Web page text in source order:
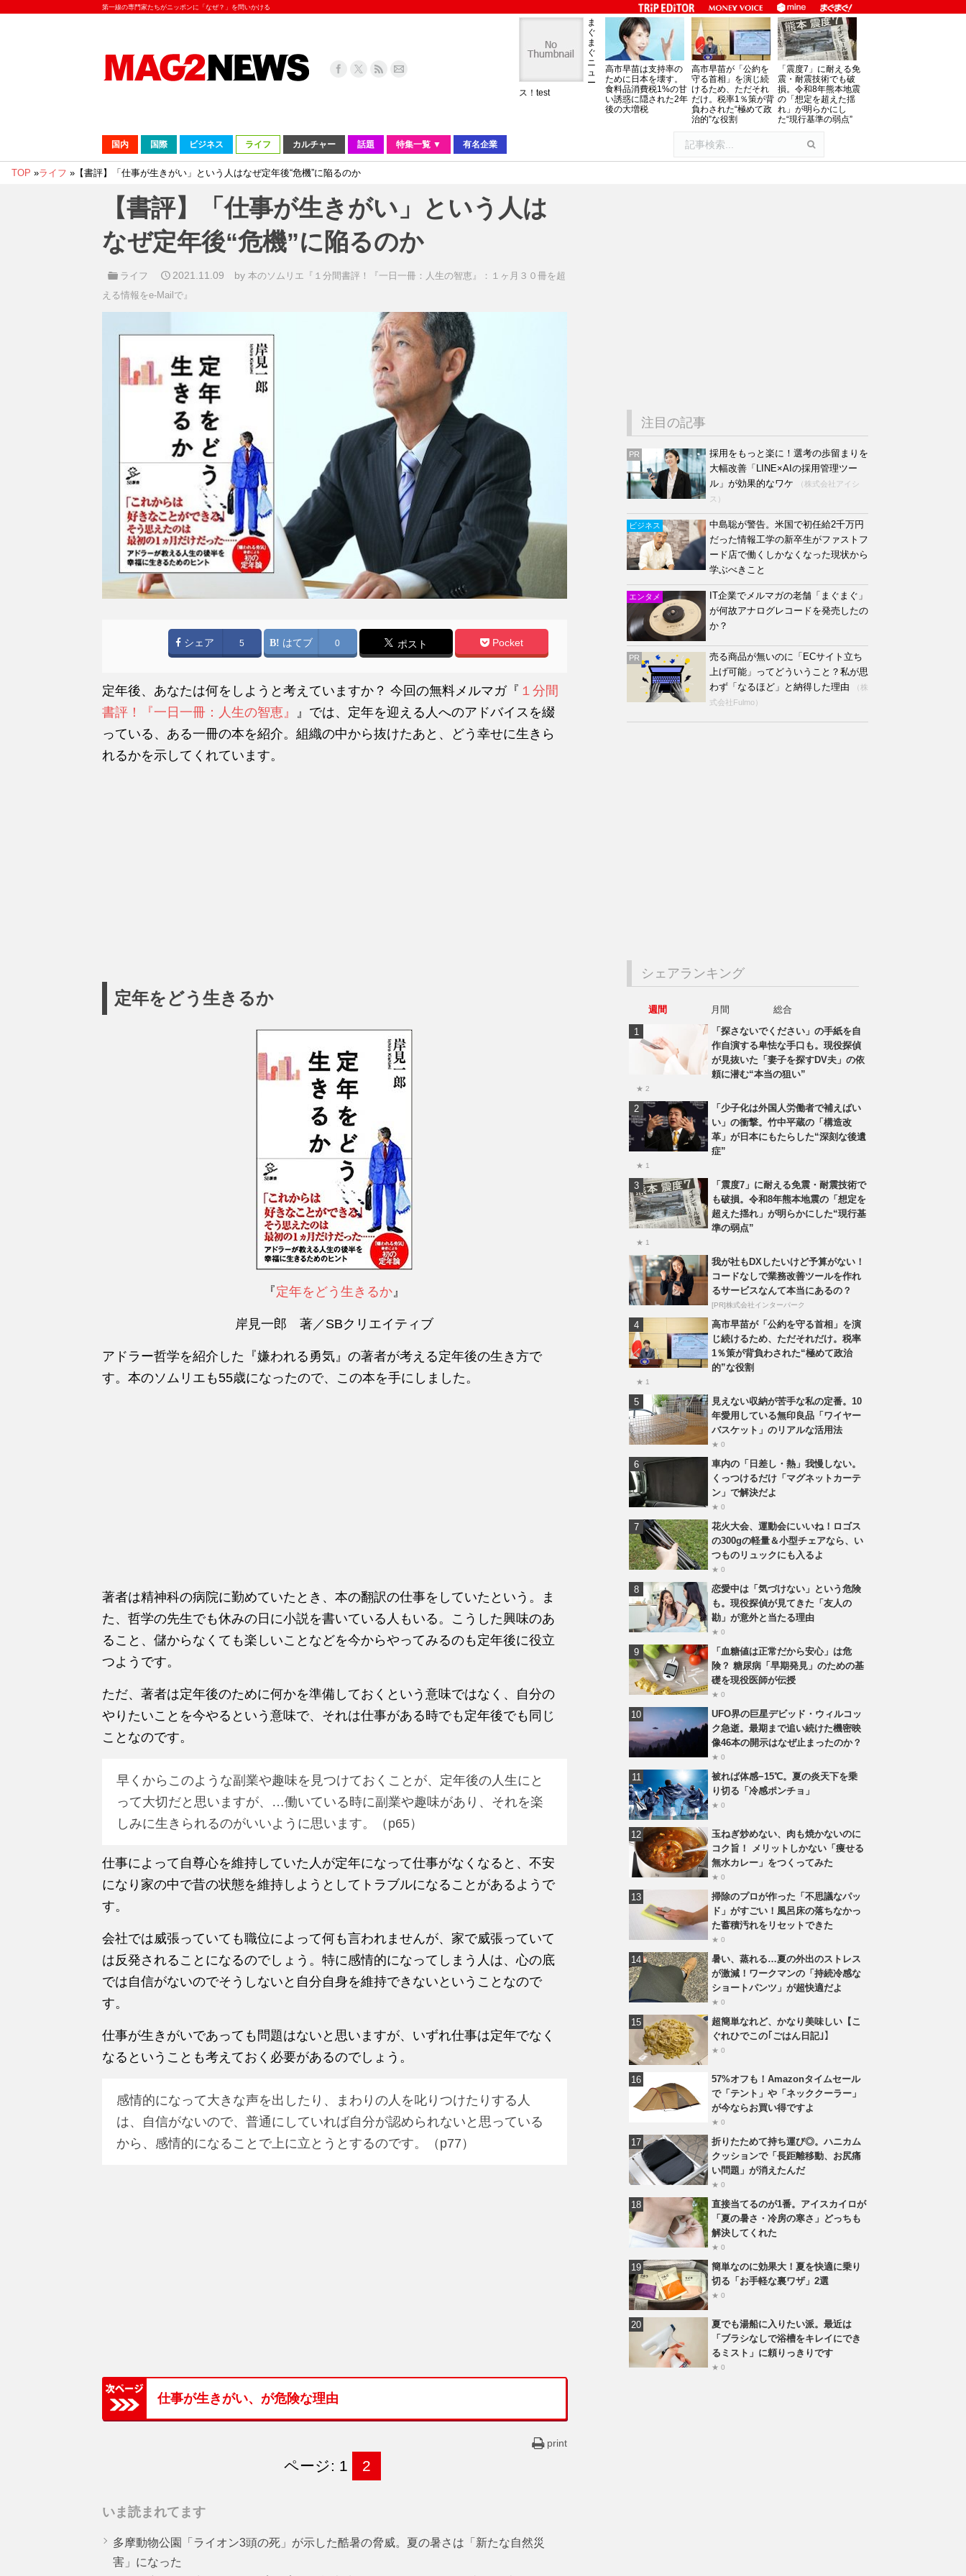
第一線の専門家たちがニッポンに「なぜ？」を問いかける
ま
ぐ
ま
ぐ
ニ
ュ
ー
ス！test
高市早苗は支持率の
ために日本を壊す。
食料品消費税1%の甘
い誘惑に隠された2年
後の大増税
高市早苗が「公約を
守る首相」を演じ続
けるため、ただそれ
だけ。税率1％策が背
負わされた“極めて政
治的”な役割
「震度7」に耐える免
震・耐震技術でも破
損。令和8年熊本地震
の「想定を超えた揺
れ」が明らかにし
た“現行基準の弱点”
国内 国際 ビジネス ライフ カルチャー 話題 特集一覧 ▼ 有名企業
TOP »ライフ » 【書評】「仕事が生きがい」という人はなぜ定年後“危機”に陥るのか
【書評】「仕事が生きがい」という人は
なぜ定年後“危機”に陥るのか
ライフ 2021.11.09 by本のソムリエ『１分間書評！『一日一冊：人生の智恵』：１ヶ月３０冊を超
える情報をe-Mailで』
シェア 5 はてブ 0 ポスト Pocket
定年後、あなたは何をしようと考えていますか？ 今回の無料メルマガ『 １分間
書評！『一日一冊：人生の智恵』
』では、定年を迎える人へのアドバイスを綴
っている、ある一冊の本を紹介。組織の中から抜けたあと、どう幸せに生きら
れるかを示してくれています。
定年をどう生きるか
『定年をどう生きるか 』
岸見一郎 著／SBクリエイティブ
アドラー哲学を紹介した『嫌われる勇気』の著者が考える定年後の生き方で
す。本のソムリエも55歳になったので、この本を手にしました。
著者は精神科の病院に勤めていたとき、本の翻訳の仕事をしていたという。ま
た、哲学の先生でも休みの日に小説を書いている人もいる。こうした興味のあ
ること、儲からなくても楽しいことなどを今からやってみるのも定年後に役立
つようです。
ただ、著者は定年後のために何かを準備しておくという意味ではなく、自分の
やりたいことを今やるという意味で、それは仕事がある時でも定年後でも同じ
ことなのです。
早くからこのような副業や趣味を見つけておくことが、定年後の人生にと
って大切だと思いますが、…働いている時に副業や趣味があり、それを楽
しみに生きられるのがいいように思います。（p65）
仕事によって自尊心を維持していた人が定年になって仕事がなくなると、不安
になり家の中で昔の状態を維持しようとしてトラブルになることがあるようで
す。
会社では威張っていても職位によって何も言われませんが、家で威張っていて
は反発されることになるのでしょう。特に感情的になってしまう人は、心の底
では自信がないのでそうしないと自分自身を維持できないということなので
す。
仕事が生きがいであっても問題はないと思いますが、いずれ仕事は定年でなく
なるということも考えておく必要があるのでしょう。
感情的になって大きな声を出したり、まわりの人を叱りつけたりする人
は、自信がないので、普通にしていれば自分が認められないと思っている
から、感情的になることで上に立とうとするのです。（p77）
仕事が生きがい、が危険な理由
print
ページ: 1 2
いま読まれてます
多摩動物公園「ライオン3頭の死」が示した酷暑の脅威。夏の暑さは「新たな自然災
害」になった
注目の記事
PR
採用をもっと楽に！選考の歩留まりを
大幅改善「LINE×AIの採用管理ツー
ル」が効果的なワケ
（株式会社アイシ
ス）
ビジネス
中島聡が警告。米国で初任給2千万円
だった情報工学の新卒生がファストフ
ード店で働くしかなくなった現状から
学ぶべきこと
エンタメ
IT企業でメルマガの老舗「まぐまぐ」
が何故アナログレコードを発売したの
か？
PR
売る商品が無いのに「ECサイト立ち
上げ可能」ってどういうこと？私が思
わず「なるほど」と納得した理由
（株
式会社Fulmo）
シェアランキング
週間 月間
総合
「探さないでください」の手紙を自
作自演する卑怯な手口も。現役探偵
が見抜いた「妻子を探すDV夫」の依
頼に潜む“本当の狙い”
★ 2
「少子化は外国人労働者で補えばい
い」の衝撃。竹中平蔵の「構造改
革」が日本にもたらした“深刻な後遺
症”
★ 1
「震度7」に耐える免震・耐震技術で
も破損。令和8年熊本地震の「想定を
超えた揺れ」が明らかにした“現行基
準の弱点”
★ 1
我が社もDXしたいけど予算がない！
コードなしで業務改善ツールを作れ
るサービスなんて本当にあるの？
[PR]株式会社インターパーク
高市早苗が「公約を守る首相」を演
じ続けるため、ただそれだけ。税率
1％策が背負わされた“極めて政治
的”な役割
★ 1
見えない収納が苦手な私の定番。10
年愛用している無印良品「ワイヤー
バスケット」のリアルな活用法
★ 0
車内の「日差し・熱」我慢しない。
くっつけるだけ「マグネットカーテ
ン」で解決だよ
★ 0
花火大会、運動会にいいね！ロゴス
の300gの軽量＆小型チェアなら、い
つものリュックにも入るよ
★ 0
恋愛中は「気づけない」という危険
も。現役探偵が見てきた「友人の
勘」が意外と当たる理由
★ 0
「血糖値は正常だから安心」は危
険？ 糖尿病「早期発見」のための基
礎を現役医師が伝授
★ 0
UFO界の巨星デビッド・ウィルコッ
ク急逝。最期まで追い続けた機密映
像46本の開示はなぜ止まったのか？
★ 0
被れば体感−15℃。夏の炎天下を乗
り切る「冷感ポンチョ」
★ 0
玉ねぎ炒めない、肉も焼かないのに
コク旨！ メリットしかない「痩せる
無水カレー」をつくってみた
★ 0
掃除のプロが作った「不思議なパッ
ド」がすごい！風呂床の落ちなかっ
た蓄積汚れをリセットできた
★ 0
暑い、蒸れる…夏の外出のストレス
が激減！ワークマンの「持続冷感な
ショートパンツ」が超快適だよ
★ 0
超簡単なれど、かなり美味しい【こ
ぐれひでこの｢ごはん日記｣】
★ 0
57%オフも！Amazonタイムセール
で「テント」や「ネッククーラー」
が今ならお買い得ですよ
★ 0
折りたためて持ち運び◎。ハニカム
クッションで「長距離移動、お尻痛
い問題」が消えたんだ
★ 0
直接当てるのが1番。アイスカイロが
「夏の暑さ・冷房の寒さ」どっちも
解決してくれた
★ 0
簡単なのに効果大！夏を快適に乗り
切る「お手軽な裏ワザ」2選
★ 0
夏でも湯船に入りたい派。最近は
「ブラシなしで浴槽をキレイにでき
るミスト」に頼りっきりです
★ 0